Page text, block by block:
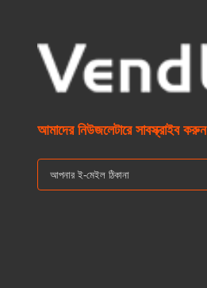
আমাদের নিউজলেটারে সাবস্ক্রাইব করুন